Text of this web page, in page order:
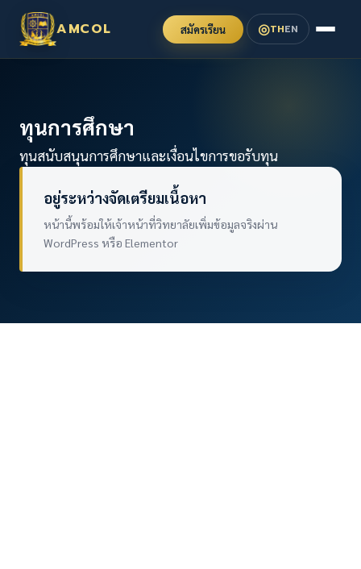
AMCOL สมัครเรียน ◎THEN
ทุนการศึกษา
ทุนสนับสนุนการศึกษาและเงื่อนไขการขอรับทุน
อยู่ระหว่างจัดเตรียมเนื้อหา
หน้านี้พร้อมให้เจ้าหน้าที่วิทยาลัยเพิ่มข้อมูลจริงผ่าน
WordPress หรือ Elementor